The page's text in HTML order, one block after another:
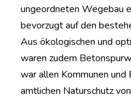
ungeordneten Wegebau
bevorzugt auf den
Aus ökologischen und
waren zudem
war allen Kommunen und
amtlichen Naturschutz